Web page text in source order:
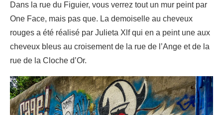
Dans la rue du Figuier, vous verrez tout un mur peint par
One Face, mais pas que. La demoiselle au cheveux
rouges a été réalisé par Julieta Xlf qui en a peint une aux
cheveux bleus au croisement de la rue de l’Ange et de la
rue de la Cloche d’Or.